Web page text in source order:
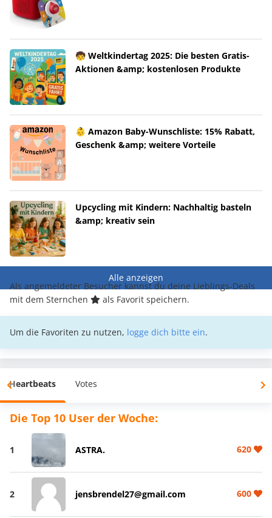
🧒 Weltkindertag 2025: Die besten Gratis-
Aktionen &amp; kostenlosen Produkte
👶 Amazon Baby-Wunschliste: 15% Rabatt,
Geschenk &amp; weitere Vorteile
Upcycling mit Kindern: Nachhaltig basteln
&amp; kreativ sein
Alle anzeigen
Als angemeldeter Besucher kannst du deine Lieblings-Deals
mit dem Sternchen
als Favorit speichern.
Um die Favoriten zu nutzen, logge dich bitte ein.
Heartbeats Votes
Die Top 10 User der Woche:
1 ASTRA. 620
2 jensbrendel27@gmail.com 600